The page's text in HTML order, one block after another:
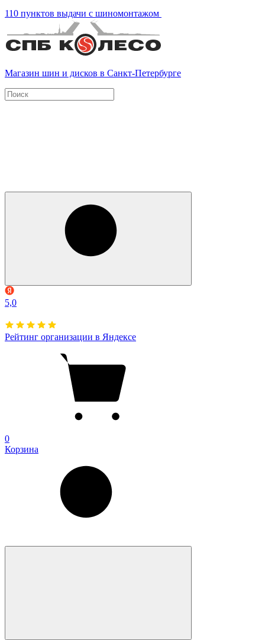
110 пунктов выдачи с шиномонтажом
Магазин шин и дисков в Санкт-Петербурге
5,0
Рейтинг организации в Яндексе
0
Корзина